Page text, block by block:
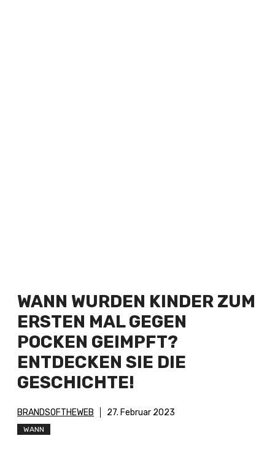
WANN WURDEN KINDER ZUM
ERSTEN MAL GEGEN
POCKEN GEIMPFT?
ENTDECKEN SIE DIE
GESCHICHTE!
BRANDSOFTHEWEB 27. Februar 2023
WANN